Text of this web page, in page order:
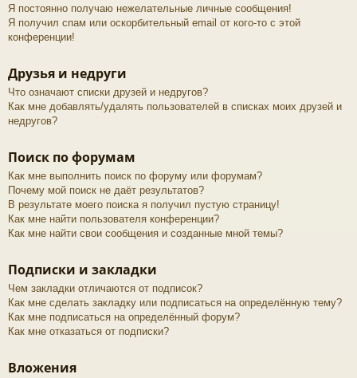
Я постоянно получаю нежелательные личные сообщения!
Я получил спам или оскорбительный email от кого-то с этой
конференции!
Друзья и недруги
Что означают списки друзей и недругов?
Как мне добавлять/удалять пользователей в списках моих друзей и
недругов?
Поиск по форумам
Как мне выполнить поиск по форуму или форумам?
Почему мой поиск не даёт результатов?
В результате моего поиска я получил пустую страницу!
Как мне найти пользователя конференции?
Как мне найти свои сообщения и созданные мной темы?
Подписки и закладки
Чем закладки отличаются от подписок?
Как мне сделать закладку или подписаться на определённую тему?
Как мне подписаться на определённый форум?
Как мне отказаться от подписки?
Вложения